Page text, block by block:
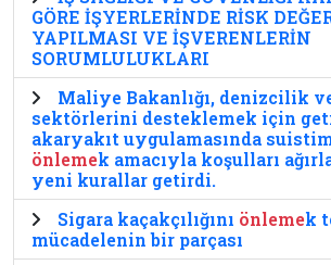
GÖRE İŞYERLERİNDE RİSK
YAPILMASI VE İŞVERENLERİN
SORUMLULUKLARI
Maliye Bakanlığı, denizcilik
sektörlerini desteklemek için
akaryakıt uygulamasında
önlemek amacıyla koşulları
yeni kurallar getirdi.
Sigara kaçakçılığını önlemek
mücadelenin bir parçası